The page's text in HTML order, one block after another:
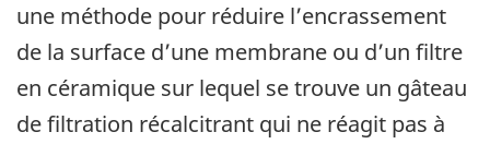
une méthode pour réduire l’encrassement
de la surface d’une membrane ou d’un filtre
en céramique sur lequel se trouve un gâteau
de filtration récalcitrant qui ne réagit pas à